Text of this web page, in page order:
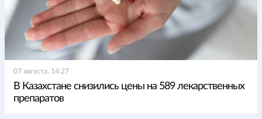
07 августа, 14:27
В Казахстане снизились цены на 589 лекарственных
препаратов